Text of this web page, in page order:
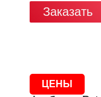
Заказать
ЦЕНЫ